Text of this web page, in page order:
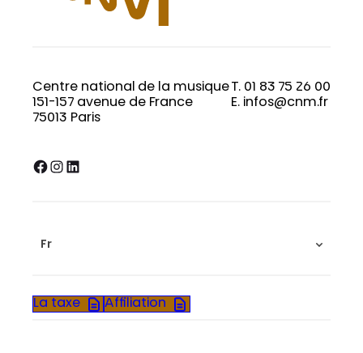
Centre national de la musique
151-157 avenue de France
75013 Paris
T. 01 83 75 26 00
E. infos@cnm.fr
Facebook InstagramLinkedIn
Fr
La taxe Affiliation